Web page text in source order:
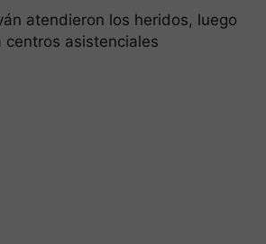
atendieron los heridos, luego
centros asistenciales